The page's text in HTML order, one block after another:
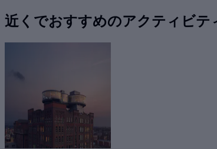
近くでおすすめのアクティビテ